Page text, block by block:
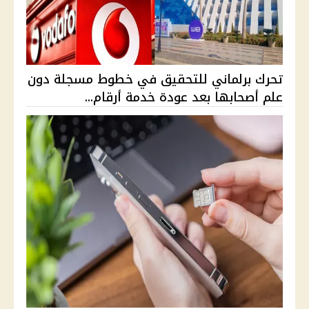
تحرك برلماني للتحقيق في خطوط مسجلة دون
علم أصحابها بعد عودة خدمة أرقام...